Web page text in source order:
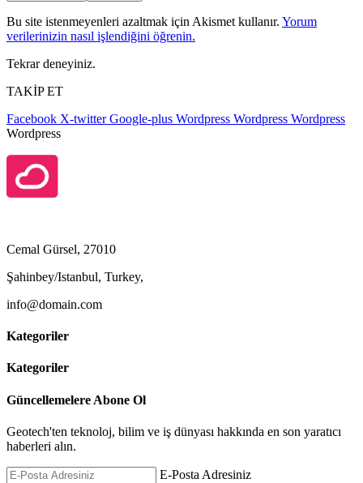
Bu site istenmeyenleri azaltmak için Akismet kullanır. Yorum
verilerinizin nasıl işlendiğini öğrenin.
Tekrar deneyiniz.
TAKİP ET
Facebook X-twitter Google-plus Wordpress Wordpress Wordpress
Wordpress
Cemal Gürsel, 27010
Şahinbey/Istanbul, Turkey,
info@domain.com
Kategoriler
Kategoriler
Güncellemelere Abone Ol
Geotech'ten teknoloj, bilim ve iş dünyası hakkında en son yaratıcı
haberleri alın.
E-Posta Adresiniz